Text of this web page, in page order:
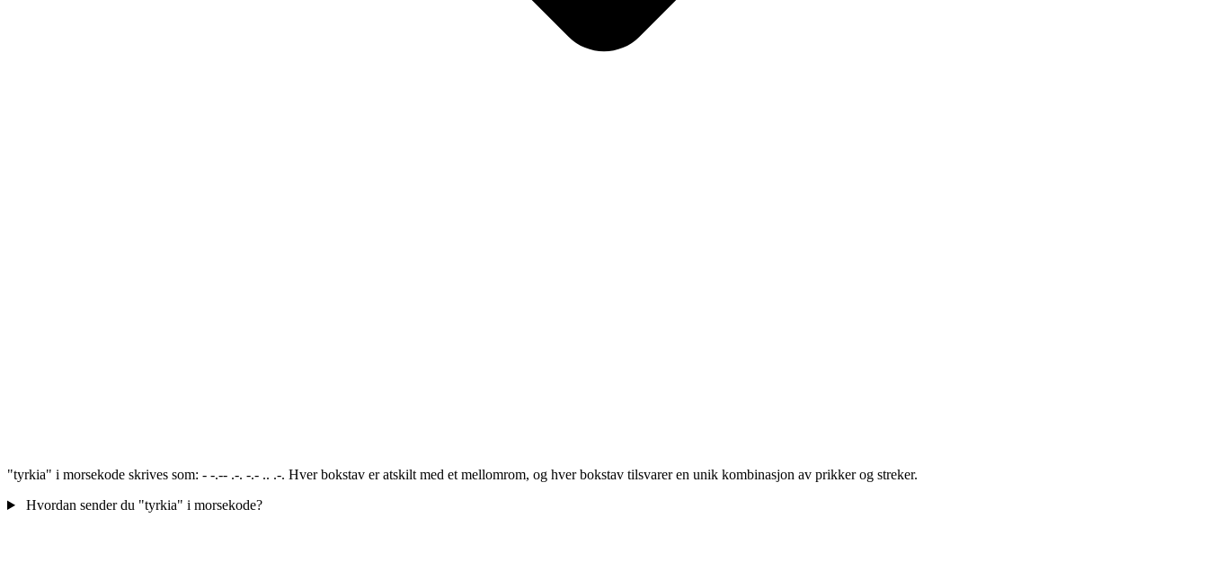
"tyrkia" i morsekode skrives som: - -.-- .-. -.- .. .-. Hver bokstav er atskilt med et mellomrom, og hver bokstav tilsvarer en unik kombinasjon av prikker og streker.
Hvordan sender du "tyrkia" i morsekode?